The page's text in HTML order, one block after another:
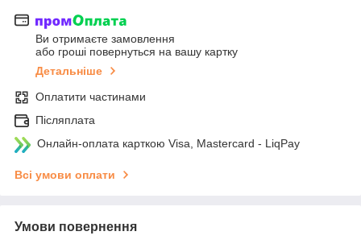
Ви отримаєте замовлення
або гроші повернуться на вашу картку
Детальніше
Оплатити частинами
Післяплата
Онлайн-оплата карткою Visa, Mastercard - LiqPay
Всі умови оплати
Умови повернення